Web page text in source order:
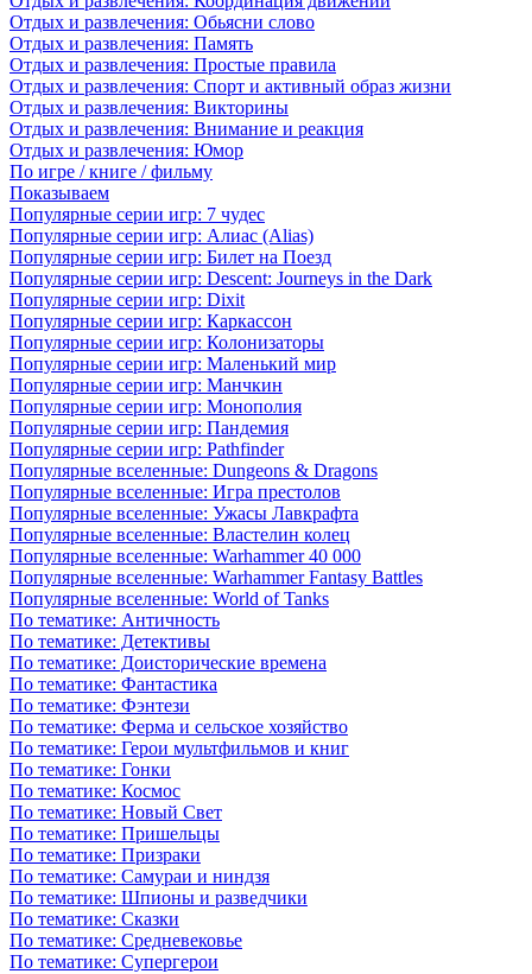
Отдых и развлечения: Обьясни слово
Отдых и развлечения: Память
Отдых и развлечения: Простые правила
Отдых и развлечения: Спорт и активный образ жизни
Отдых и развлечения: Викторины
Отдых и развлечения: Внимание и реакция
Отдых и развлечения: Юмор
По игре / книге / фильму
Показываем
Популярные серии игр: 7 чудес
Популярные серии игр: Алиас (Alias)
Популярные серии игр: Билет на Поезд
Популярные серии игр: Descent: Journeys in the Dark
Популярные серии игр: Dixit
Популярные серии игр: Каркассон
Популярные серии игр: Колонизаторы
Популярные серии игр: Маленький мир
Популярные серии игр: Манчкин
Популярные серии игр: Монополия
Популярные серии игр: Пандемия
Популярные серии игр: Pathfinder
Популярные вселенные: Dungeons & Dragons
Популярные вселенные: Игра престолов
Популярные вселенные: Ужасы Лавкрафта
Популярные вселенные: Властелин колец
Популярные вселенные: Warhammer 40 000
Популярные вселенные: Warhammer Fantasy Battles
Популярные вселенные: World of Tanks
По тематике: Античность
По тематике: Детективы
По тематике: Доисторические времена
По тематике: Фантастика
По тематике: Фэнтези
По тематике: Ферма и сельское хозяйство
По тематике: Герои мультфильмов и книг
По тематике: Гонки
По тематике: Космос
По тематике: Новый Свет
По тематике: Пришельцы
По тематике: Призраки
По тематике: Самураи и ниндзя
По тематике: Шпионы и разведчики
По тематике: Сказки
По тематике: Средневековье
По тематике: Супергерои